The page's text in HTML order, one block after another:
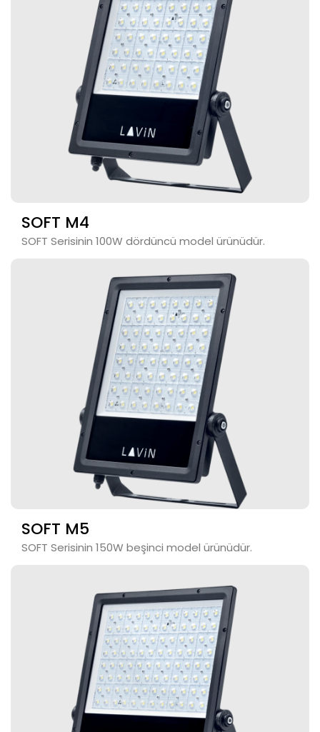
SOFT M4
SOFT Serisinin 100W dördüncü model ürünüdür.
SOFT M5
SOFT Serisinin 150W beşinci model ürünüdür.